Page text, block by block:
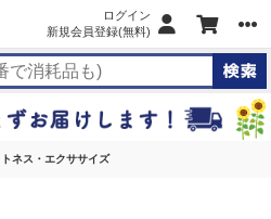
ログイン
新規会員登録(無料)
ネス・エクササイズ